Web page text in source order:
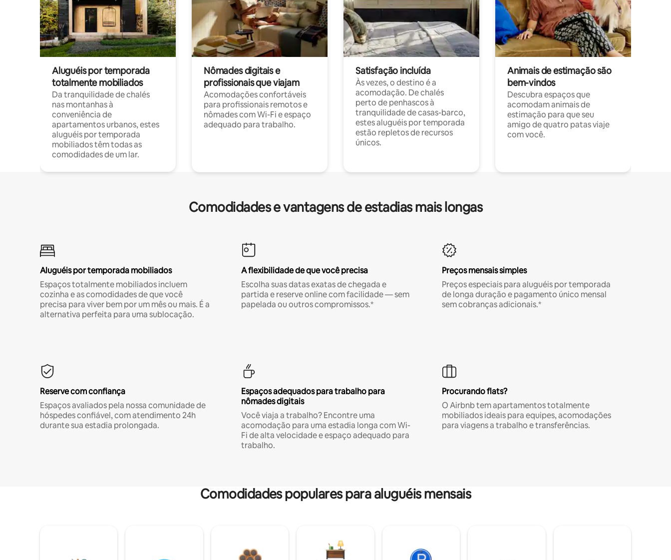
Aluguéis por temporada
totalmente mobiliados
Da tranquilidade de chalés
nas montanhas à
conveniência de
apartamentos urbanos, estes
aluguéis por temporada
mobiliados têm todas as
comodidades de um lar.
Nômades digitais e
profissionais que viajam
Acomodações confortáveis
para profissionais remotos e
nômades com Wi-Fi e espaço
adequado para trabalho.
Satisfação incluída
Às vezes, o destino é a
acomodação. De chalés
perto de penhascos à
tranquilidade de casas-barco,
estes aluguéis por temporada
estão repletos de recursos
únicos.
Animais de estimação são
bem-vindos
Descubra espaços que
acomodam animais de
estimação para que seu
amigo de quatro patas viaje
com você.
Comodidades e vantagens de estadias mais longas
Aluguéis por temporada mobiliados
Espaços totalmente mobiliados incluem
cozinha e as comodidades de que você
precisa para viver bem por um mês ou mais. É a
alternativa perfeita para uma sublocação.
A flexibilidade de que você precisa
Escolha suas datas exatas de chegada e
partida e reserve online com facilidade — sem
papelada ou outros compromissos.*
Preços mensais simples
Preços especiais para aluguéis por temporada
de longa duração e pagamento único mensal
sem cobranças adicionais.*
Reserve com confiança
Espaços avaliados pela nossa comunidade de
hóspedes confiável, com atendimento 24h
durante sua estadia prolongada.
Espaços adequados para trabalho para
nômades digitais
Você viaja a trabalho? Encontre uma
acomodação para uma estadia longa com Wi-
Fi de alta velocidade e espaço adequado para
trabalho.
Procurando flats?
O Airbnb tem apartamentos totalmente
mobiliados ideais para equipes, acomodações
para viagens a trabalho e transferências.
Comodidades populares para aluguéis mensais